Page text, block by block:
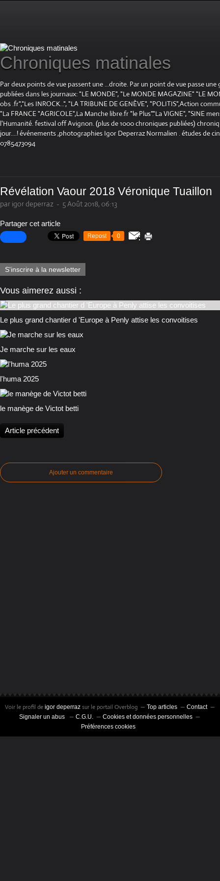
Chroniques matinales
Par deux points de vue passent une ...droite. Par un point de vue passe
publiées dans les journaux: "LE MONDE", "Le MONDE MAGAZINE" "LE
obs .fr","Les INROCK...", "LA TRIBUNE DE GENÈVE", "POLITIS",Action
"La FRANCE "AGRICOLE",La Manche libre.fr "le Plus"."La VIGNE", "SINE
l'Humanité. festival off Avignon. (plus de 1000 chroniques publiées)
jour....! événements ,photographies Igor Deperraz Normalien . études de
0785473094
Révélation Vaour 2018 Véronique Tuaillon
par igor deperraz - 5 Août 2018, 06:13
Partager cet article
Repost 0
S'inscrire à la newsletter
Vous aimerez aussi :
Le plus grand chantier d 'Europe à Penly attise les convoitises
Je marche sur les eaux
l'huma 2025
le manège de Victot betti
Article précédent
Ajouter un commentaire
Voir le profil de igor deperraz sur le portail Overblog Top articles
Contact
Signaler un abus
C.G.U.
Cookies et données personnelles
Préférences cookies